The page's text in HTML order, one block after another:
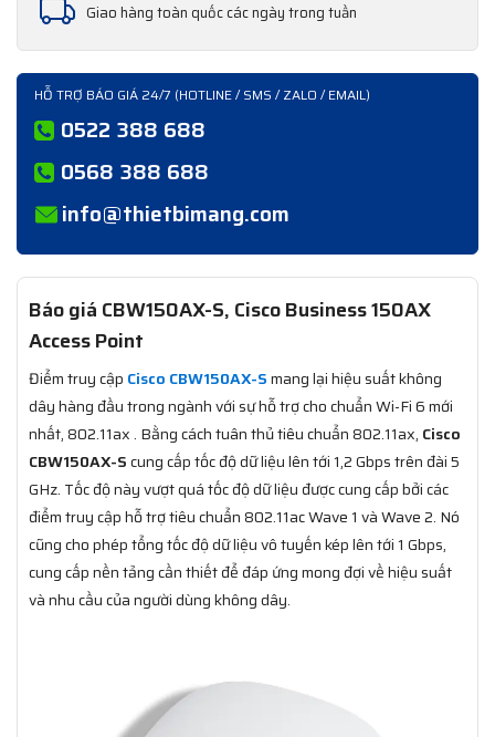
Giao hàng toàn quốc các ngày trong tuần
HỖ TRỢ BÁO GIÁ 24/7 (HOTLINE / SMS / ZALO / EMAIL)
0522 388 688
0568 388 688
info@thietbimang.com
Báo giá CBW150AX-S, Cisco Business 150AX
Access Point
Điểm truy cập Cisco CBW150AX-Smang lại hiệu suất không
dây hàng đầu trong ngành với sự hỗ trợ cho chuẩn Wi-Fi 6 mới
nhất, 802.11ax . Bằng cách tuân thủ tiêu chuẩn 802.11ax, Cisco
CBW150AX-Scung cấp tốc độ dữ liệu lên tới 1,2 Gbps trên đài 5
GHz. Tốc độ này vượt quá tốc độ dữ liệu được cung cấp bởi các
điểm truy cập hỗ trợ tiêu chuẩn 802.11ac Wave 1 và Wave 2. Nó
cũng cho phép tổng tốc độ dữ liệu vô tuyến kép lên tới 1 Gbps,
cung cấp nền tảng cần thiết để đáp ứng mong đợi về hiệu suất
và nhu cầu của người dùng không dây.